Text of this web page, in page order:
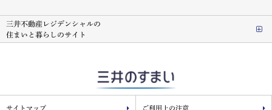
三井不動産レジデンシャルの
住まいと暮らしのサイト
サイトマップ ご利用上の注意